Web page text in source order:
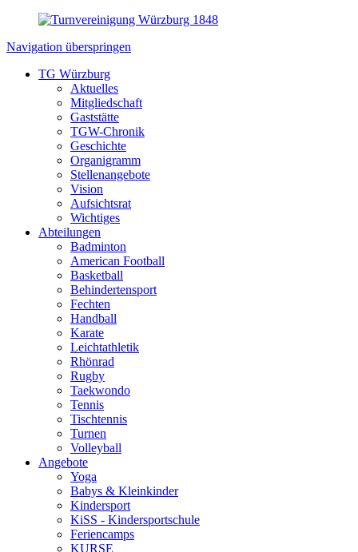
Navigation überspringen
TG Würzburg
Aktuelles
Mitgliedschaft
Gaststätte
TGW-Chronik
Geschichte
Organigramm
Stellenangebote
Vision
Aufsichtsrat
Wichtiges
Abteilungen
Badminton
American Football
Basketball
Behindertensport
Fechten
Handball
Karate
Leichtathletik
Rhönrad
Rugby
Taekwondo
Tennis
Tischtennis
Turnen
Volleyball
Angebote
Yoga
Babys & Kleinkinder
Kindersport
KiSS - Kindersportschule
Feriencamps
KURSE